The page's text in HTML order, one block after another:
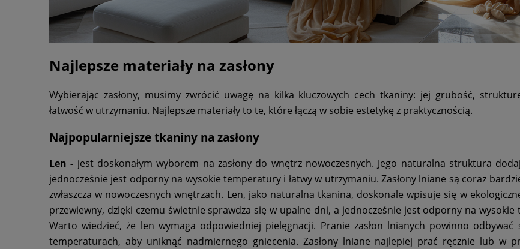
Najlepsze materiały na zasłony
Wybierając zasłony, musimy zwrócić uwagę na kilka kluczowych cech tkaniny: jej grubość,
łatwość w utrzymaniu. Najlepsze materiały to te, które łączą w sobie estetykę z praktycznością.
Najpopularniejsze tkaniny na zasłony
Len - jest doskonałym wyborem na zasłony do wnętrz nowoczesnych. Jego naturalna struktura
jednocześnie jest odporny na wysokie temperatury i łatwy w utrzymaniu. Zasłony lniane są coraz
zwłaszcza w nowoczesnych wnętrzach. Len, jako naturalna tkanina, doskonale wpisuje się w
przewiewny, dzięki czemu świetnie sprawdza się w upalne dni, a jednocześnie jest odporny na
Warto wiedzieć, że len wymaga odpowiedniej pielęgnacji. Pranie zasłon lnianych powinno odbywać
temperaturach, aby uniknąć nadmiernego gniecenia. Zasłony lniane najlepiej prać ręcznie lub w